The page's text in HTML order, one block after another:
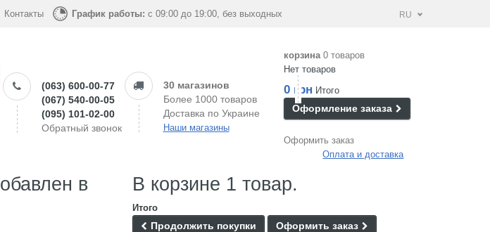
Контакты График работы: с 09:00 до 19:00, без выходных RU
(063) 600-00-77
(067) 540-00-05
(095) 101-02-00
Обратный звонок
30 магазинов
Более 1000 товаров
Доставка по Украине
Наши магазины
корзина 0 товаров
Нет товаров
0 грн Итого
Оформление заказа
Оформить заказ
Оплата и доставка
в
В корзине 1 товар.
Итого
Продолжить покупки Оформить заказ